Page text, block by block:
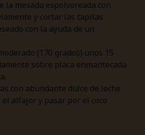
la mesada espolvoreada con
y cortar las tapitas
con la ayuda de un
(170 grados) unos 15
sobre placa enmantecada
con abundante dulce de leche
alfajor y pasar por el coco